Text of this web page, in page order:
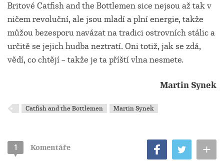
Britové Catfish and the Bottlemen sice nejsou až tak v
ničem revoluční, ale jsou mladí a plní energie, takže
můžou bezesporu navázat na tradici ostrovních stálic a
určitě se jejich hudba neztratí. Oni totiž, jak se zdá,
vědí, co chtějí – takže je ta příští vlna nesmete.
Martin Synek
Catfish and the Bottlemen Martin Synek
1 Komentáře +